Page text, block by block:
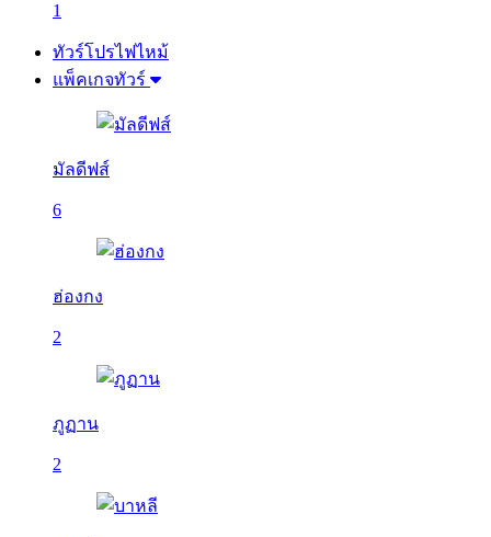
1
ทัวร์โปรไฟไหม้
แพ็คเกจทัวร์
มัลดีฟส์
6
ฮ่องกง
2
ภูฏาน
2